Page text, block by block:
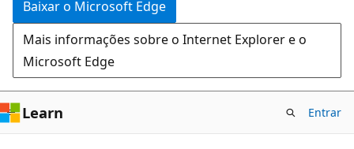
Baixar o Microsoft Edge
Mais informações sobre o Internet Explorer e o
Microsoft Edge
Learn Entrar